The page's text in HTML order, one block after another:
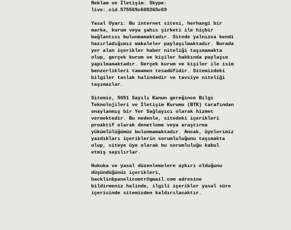
Reklam ve İletişim:
Skype:
live:.cid.575569c608265c69
Yasal Uyarı:
Bu internet sitesi, herhangi bir
marka, kurum veya şahıs şirketi ile hiçbir
bağlantısı bulunmamaktadır. Sitede yalnızca kendi
hazırladığımız makaleler paylaşılmaktadır. Burada
yer alan içerikler haber niteliği taşımamakta
olup, gerçek kurum ve kişiler hakkında paylaşım
yapılmamaktadır. Gerçek kurum ve kişiler ile isim
benzerlikleri tamamen tesadüfidir. Sitemizdeki
bilgiler taslak halindedir ve tavsiye niteliği
taşımazlar.
Sitemiz, 5651 Sayılı Kanun gereğince Bilgi
Teknolojileri ve İletişim Kurumu (BTK) tarafından
onaylanmış bir Yer Sağlayıcı olarak hizmet
vermektedir. Bu nedenle, sitedeki içerikleri
proaktif olarak denetleme veya araştırma
yükümlülüğümüz bulunmamaktadır. Ancak, üyelerimiz
yazdıkları içeriklerin sorumluluğunu taşımakta
olup, siteye üye olarak bu sorumluluğu kabul
etmiş sayılırlar.
Hukuka ve yasal düzenlemelere aykırı olduğunu
düşündüğünüz içerikleri,
backlinkpanelicomtr@gmail.comadresine
bildirmeniz halinde, ilgili içerikler yasal süre
içerisinde sitemizden kaldırılacaktır.